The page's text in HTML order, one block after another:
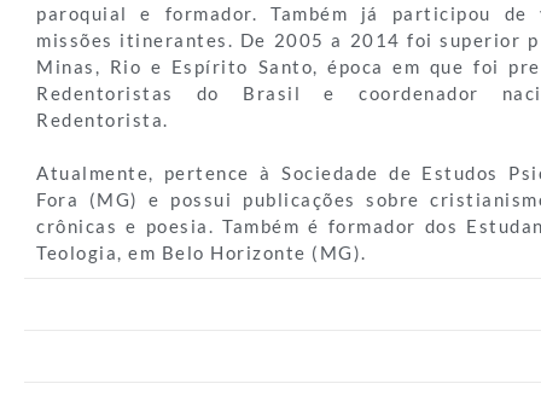
paroquial e formador. Também já participou
missões itinerantes. De 2005 a 2014 foi superior
Minas, Rio e Espírito Santo, época em que foi
Redentoristas do Brasil e coordenador
Redentorista.
Atualmente, pertence à Sociedade de Estudos
Fora (MG) e possui publicações sobre
crônicas e poesia. Também é formador dos
Teologia, em Belo Horizonte (MG).